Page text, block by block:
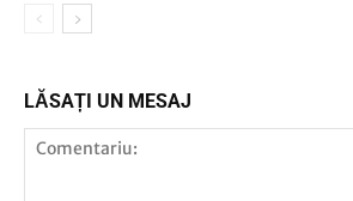
LĂSAȚI UN MESAJ